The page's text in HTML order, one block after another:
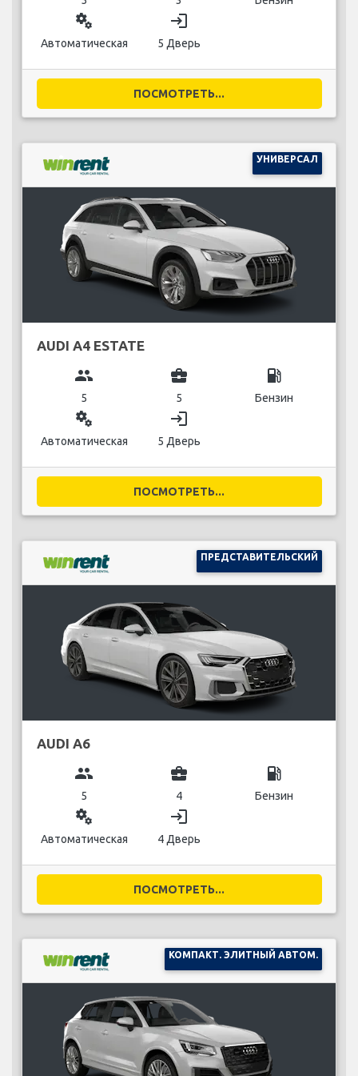
miscellaneous_services
Автоматическая
login
5 Дверь
ПОСМОТРЕТЬ...
УНИВЕРСАЛ
AUDI A4 ESTATE
group
5
business_center
5
local_gas_station
Бензин
miscellaneous_services
Автоматическая
login
5 Дверь
ПОСМОТРЕТЬ...
ПРЕДСТАВИТЕЛЬСКИЙ
AUDI A6
group
5
business_center
4
local_gas_station
Бензин
miscellaneous_services
Автоматическая
login
4 Дверь
ПОСМОТРЕТЬ...
КОМПАКТ. ЭЛИТНЫЙ АВТОМ.